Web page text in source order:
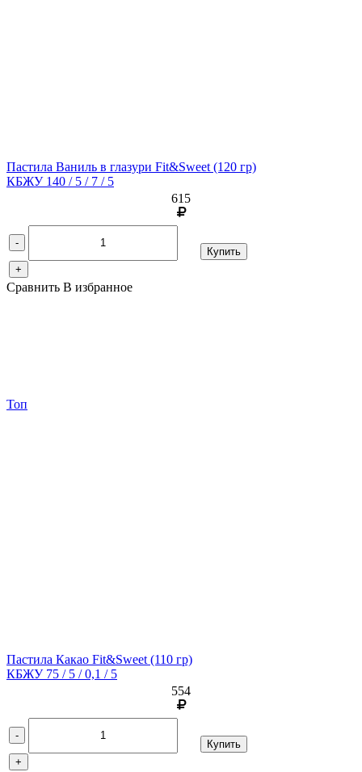
Пастила Ваниль в глазури Fit&Sweet (120 гр)
КБЖУ 140 / 5 / 7 / 5
615
-
+
Купить
Сравнить В избранное
Топ
Пастила Какао Fit&Sweet (110 гр)
КБЖУ 75 / 5 / 0,1 / 5
554
-
+
Купить